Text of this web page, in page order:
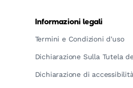
Informazioni legali
Termini e Condizioni d'uso
Dichiarazione Sulla Tutela
Dichiarazione di accessibilità